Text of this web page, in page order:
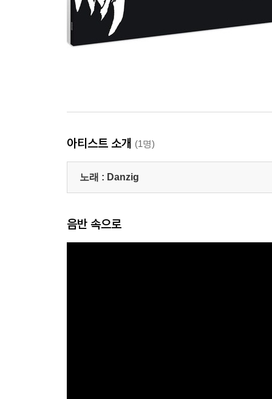
아티스트 소개 (1명)
노래 : Danzig
음반 속으로